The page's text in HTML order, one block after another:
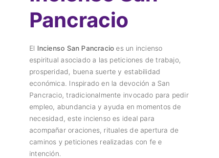
Pancracio
El Incienso San Pancracio es un incienso
espiritual asociado a las peticiones de trabajo,
prosperidad, buena suerte y estabilidad
económica. Inspirado en la devoción a San
Pancracio, tradicionalmente invocado para pedir
empleo, abundancia y ayuda en momentos de
necesidad, este incienso es ideal para
acompañar oraciones, rituales de apertura de
caminos y peticiones realizadas con fe e
intención.